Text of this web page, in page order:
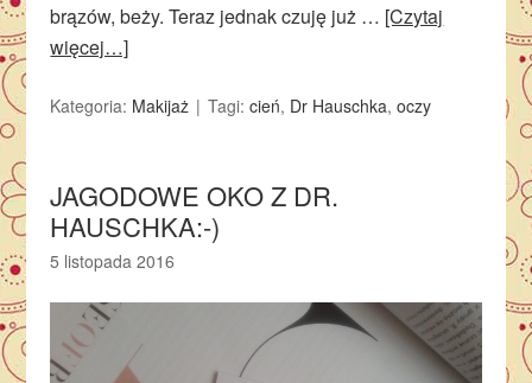
brązów, beży. Teraz jednak czuję już … [Czytaj
więcej…]
Kategoria: Makijaż Tagi:cień, Dr Hauschka,oczy
JAGODOWE OKO Z DR.
HAUSCHKA:-)
5 listopada 2016